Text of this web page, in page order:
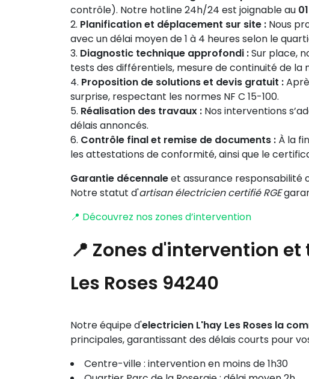
contrôle). Notre hotline 24h/24 est joignable au
Planification et déplacement sur site : Nous
avec un délai moyen de 1 à 4 heures selon le
Diagnostic technique approfondi :Sur place,
tests des différentiels, mesure de continuité de la
Proposition de solutions et devis gratuit :
surprise, respectant les normes NF C 15-100.
Réalisation des travaux : Nos interventions
délais annoncés.
Contrôle final et remise de documents : À la
les attestations de conformité, ainsi que le
Garantie décennaleet assurance
Notre statut d'artisan électricien certifié RGE
📍 Découvrez nos zones d’intervention
📍 Zones d'intervention
Les Roses 94240
Notre équipe d'electricien L'hay Les Roses la
principales, garantissant des délais courts pour
Centre-ville : intervention en moins de 1h30